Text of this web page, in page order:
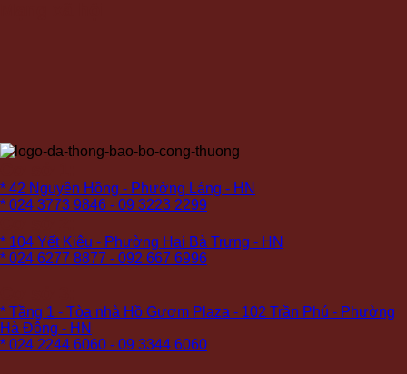
* 42 Nguyên Hồng - Phường Láng - HN
* 024 3773 9846 - 09 3223 2299
* 104 Yết Kiêu - Phường Hai Bà Trưng - HN
* 024 6277 8877 - 092 667 6996
* Tầng 1 - Tòa nhà Hồ Gươm Plaza - 102 Trần Phú - Phường
Hà Đông - HN
* 024 2244 6060 - 09 3344 6060